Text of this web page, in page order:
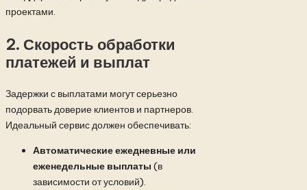
проектами.
2. Скорость обработки
платежей и выплат
Задержки с выплатами могут серьезно
подорвать доверие клиентов и партнеров.
Идеальный сервис должен обеспечивать:
Автоматические ежедневные или
еженедельные выплаты (в
зависимости от условий).